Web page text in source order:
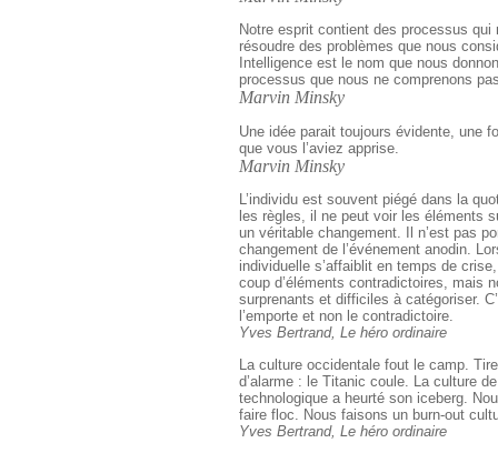
Notre esprit contient des processus qui
résoudre des problèmes que nous
Intelligence est le nom que nous
processus que nous ne comprenons
Marvin Minsky
Une idée parait toujours évidente, une
que vous l’aviez apprise.
Marvin Minsky
L’individu est souvent piégé dans la
les règles, il ne peut voir les éléments
un véritable changement. Il n’est pas
changement de l’événement anodin.
individuelle s’affaiblit en temps de
coup d’éléments contradictoires, mais
surprenants et difficiles à catégoriser.
l’emporte et non le contradictoire.
Yves Bertrand, Le héro ordinaire
La culture occidentale fout le camp.
d’alarme : le Titanic coule. La culture
technologique a heurté son iceberg.
faire floc. Nous faisons un burn-out
Yves Bertrand, Le héro ordinaire